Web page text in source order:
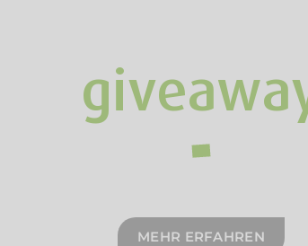
MEHR ERFAHREN